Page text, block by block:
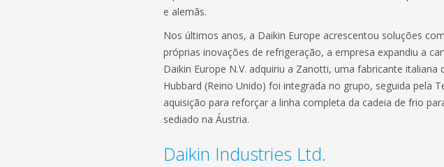
e alemãs.
Nos últimos anos, a Daikin Europe acrescentou soluções
próprias inovações de refrigeração, a empresa expandiu a
Daikin Europe N.V. adquiriu a Zanotti, uma fabricante
Hubbard (Reino Unido) foi integrada no grupo, seguida pela
aquisição para reforçar a linha completa da cadeia de frio
sediado na Áustria.
Daikin Industries Ltd.